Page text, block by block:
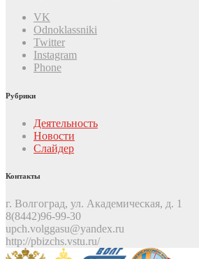
VK
Odnoklassniki
Twitter
Instagram
Phone
Рубрики
Деятельность
Новости
Слайдер
Контакты
г. Волгоград, ул. Академическая, д. 1
8(8442)96-99-30
upch.volggasu@yandex.ru
http://pbizchs.vstu.ru/